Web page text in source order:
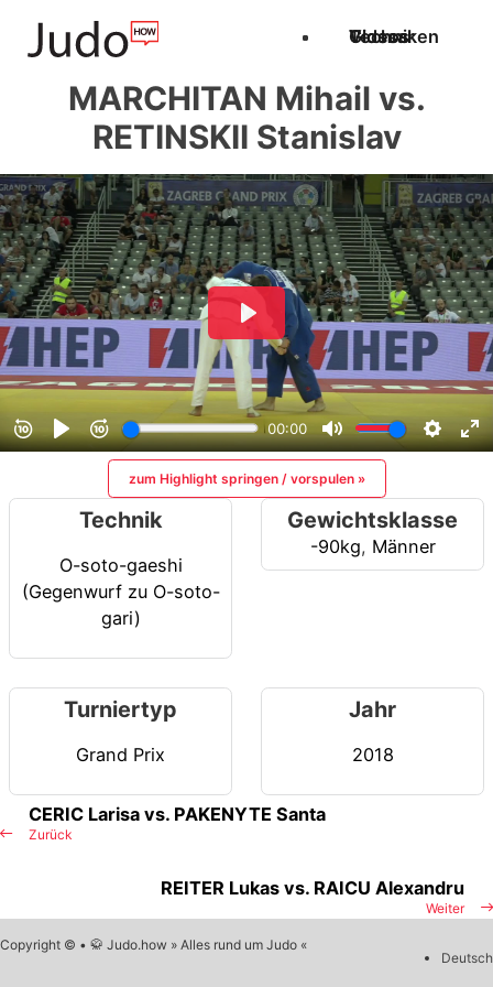
Techniken
Videos
Glossar
MARCHITAN Mihail vs.
RETINSKII Stanislav
zum Highlight springen / vorspulen »
Technik
O-soto-gaeshi
(Gegenwurf zu O-soto-
gari)
Gewichtsklasse
-90kg, Männer
Turniertyp
Grand Prix
Jahr
2018
Zurück
CERIC Larisa vs. PAKENYTE Santa
Weiter
REITER Lukas vs. RAICU Alexandru
Copyright © • 🥋 Judo.how » Alles rund um Judo «
Deutsch